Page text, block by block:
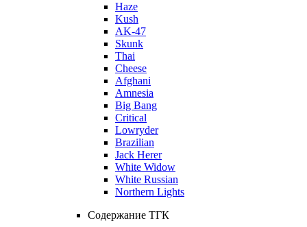
Haze
Kush
AK-47
Skunk
Thai
Cheese
Afghani
Amnesia
Big Bang
Critical
Lowryder
Brazilian
Jack Herer
White Widow
White Russian
Northern Lights
Содержание ТГК